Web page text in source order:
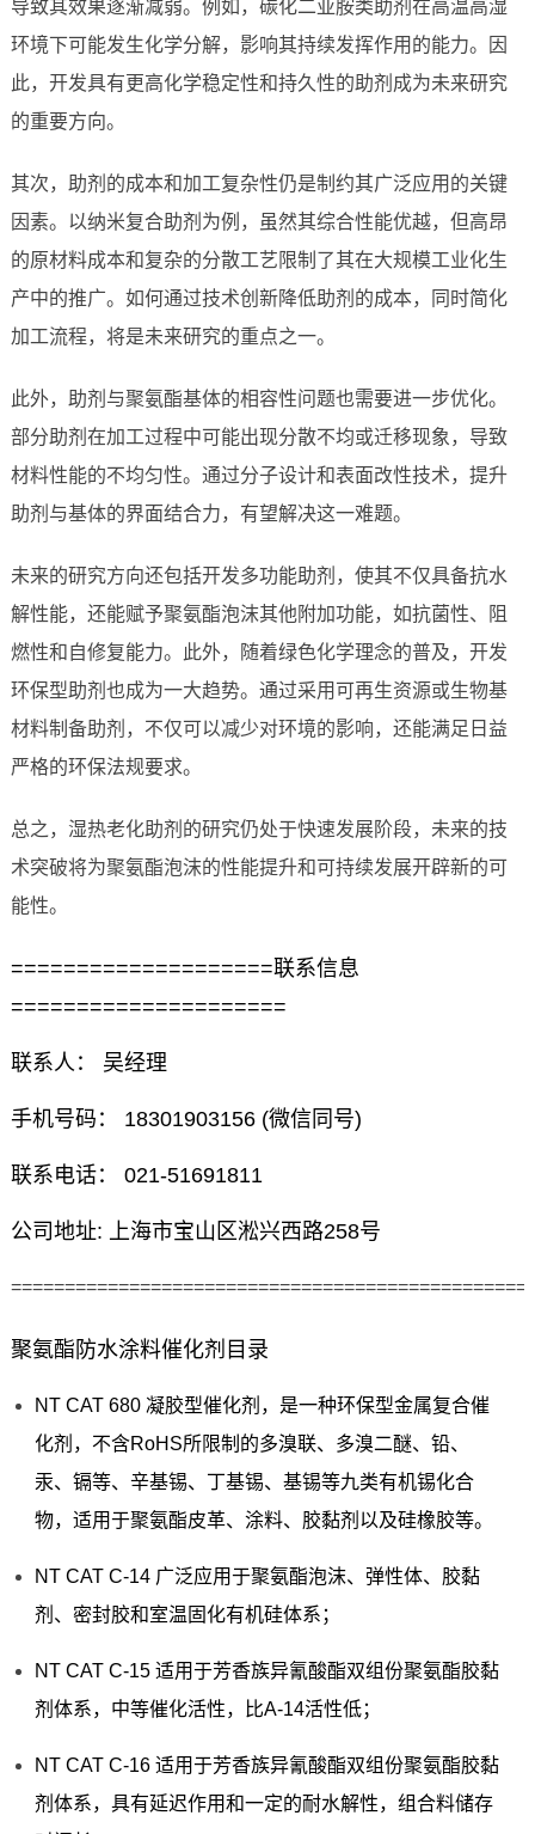
导致其效果逐渐减弱。例如，碳化二亚胺类助剂在高温高湿
环境下可能发生化学分解，影响其持续发挥作用的能力。因
此，开发具有更高化学稳定性和持久性的助剂成为未来研究
的重要方向。
其次，助剂的成本和加工复杂性仍是制约其广泛应用的关键
因素。以纳米复合助剂为例，虽然其综合性能优越，但高昂
的原材料成本和复杂的分散工艺限制了其在大规模工业化生
产中的推广。如何通过技术创新降低助剂的成本，同时简化
加工流程，将是未来研究的重点之一。
此外，助剂与聚氨酯基体的相容性问题也需要进一步优化。
部分助剂在加工过程中可能出现分散不均或迁移现象，导致
材料性能的不均匀性。通过分子设计和表面改性技术，提升
助剂与基体的界面结合力，有望解决这一难题。
未来的研究方向还包括开发多功能助剂，使其不仅具备抗水
解性能，还能赋予聚氨酯泡沫其他附加功能，如抗菌性、阻
燃性和自修复能力。此外，随着绿色化学理念的普及，开发
环保型助剂也成为一大趋势。通过采用可再生资源或生物基
材料制备助剂，不仅可以减少对环境的影响，还能满足日益
严格的环保法规要求。
总之，湿热老化助剂的研究仍处于快速发展阶段，未来的技
术突破将为聚氨酯泡沫的性能提升和可持续发展开辟新的可
能性。
====================联系信息
=====================
联系人： 吴经理
手机号码： 18301903156 (微信同号)
联系电话： 021-51691811
公司地址: 上海市宝山区淞兴西路258号
聚氨酯防水涂料催化剂目录
NT CAT 680 凝胶型催化剂，是一种环保型金属复合催
化剂，不含RoHS所限制的多溴联、多溴二醚、铅、
汞、镉等、辛基锡、丁基锡、基锡等九类有机锡化合
物，适用于聚氨酯皮革、涂料、胶黏剂以及硅橡胶等。
NT CAT C-14 广泛应用于聚氨酯泡沫、弹性体、胶黏
剂、密封胶和室温固化有机硅体系；
NT CAT C-15 适用于芳香族异氰酸酯双组份聚氨酯胶黏
剂体系，中等催化活性，比A-14活性低；
NT CAT C-16 适用于芳香族异氰酸酯双组份聚氨酯胶黏
剂体系，具有延迟作用和一定的耐水解性，组合料储存